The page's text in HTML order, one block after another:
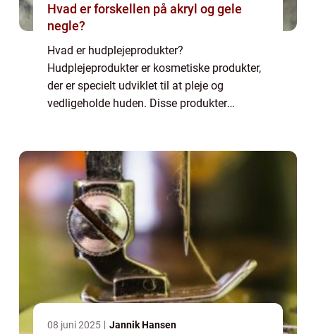
Hvad er forskellen på akryl og gele
negle?
Hvad er hudplejeprodukter?
Hudplejeprodukter er kosmetiske produkter,
der er specielt udviklet til at pleje og
vedligeholde huden. Disse produkter
som ansigtsmasker...
08 juni 2025 Jannik Hansen